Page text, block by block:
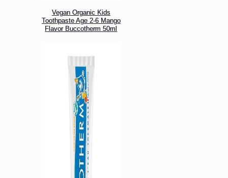
Vegan Organic Kids
Toothpaste Age 2-6 Mango
Flavor Buccotherm 50ml